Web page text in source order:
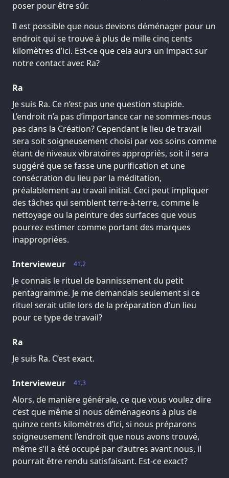
poser pour être sûr.
Il est possible que nous devions déménager pour un
endroit qui se trouve à plus de mille cinq cents
kilomètres d’ici. Est-ce que cela aura un impact sur
notre contact avec Ra?
Ra
Je suis Ra. Ce n’est pas une question stupide.
L’endroit n’a pas d’importance car ne sommes-nous
pas dans la Création? Cependant le lieu de travail
sera soit soigneusement choisi par vos soins comme
étant de niveaux vibratoires appropriés, soit il sera
suggéré que se fasse une purification et une
consécration du lieu par la méditation,
préalablement au travail initial. Ceci peut impliquer
des tâches qui semblent terre-à-terre, comme le
nettoyage ou la peinture des surfaces que vous
pourrez estimer comme portant des marques
inappropriées.
41.2
Intervieweur
Je connais le rituel de bannissement du petit
pentagramme. Je me demandais seulement si ce
rituel serait utile lors de la préparation d’un lieu
pour ce type de travail?
Ra
Je suis Ra. C’est exact.
41.3
Intervieweur
Alors, de manière générale, ce que vous voulez dire
c’est que même si nous déménageons à plus de
quinze cents kilomètres d’ici, si nous préparons
soigneusement l’endroit que nous avons trouvé,
même s’il a été occupé par d’autres avant nous, il
pourrait être rendu satisfaisant. Est-ce exact?